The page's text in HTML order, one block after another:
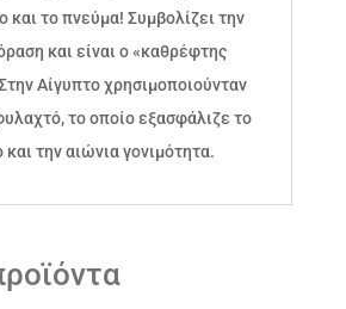
και το πνεύμα! Συμβολίζει την
και είναι ο «καθρέφτης
Αίγυπτο χρησιμοποιούνταν
το οποίο εξασφάλιζε το
την αιώνια γονιμότητα.